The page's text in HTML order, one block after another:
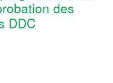
des
DDC